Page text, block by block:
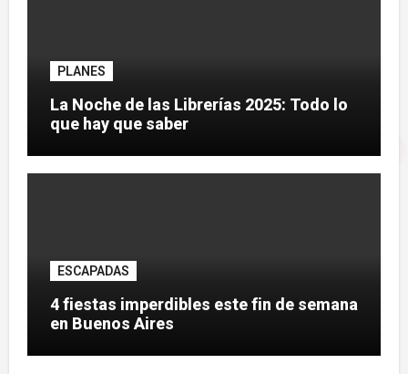
PLANES
La Noche de las Librerías 2025: Todo lo
que hay que saber
ESCAPADAS
4 fiestas imperdibles este fin de semana
en Buenos Aires